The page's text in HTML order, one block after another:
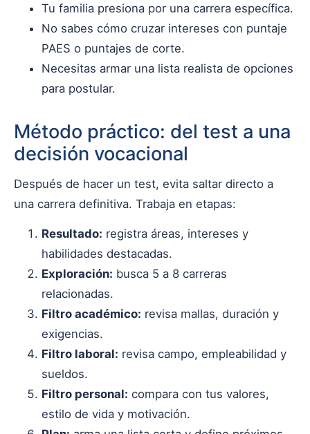
Tu familia presiona por una carrera específica.
No sabes cómo cruzar intereses con puntaje
PAES o puntajes de corte.
Necesitas armar una lista realista de opciones
para postular.
Método práctico: del test a una
decisión vocacional
Después de hacer un test, evita saltar directo a
una carrera definitiva. Trabaja en etapas:
Resultado: registra áreas, intereses y
habilidades destacadas.
Exploración: busca 5 a 8 carreras
relacionadas.
Filtro académico: revisa mallas, duración y
exigencias.
Filtro laboral: revisa campo, empleabilidad y
sueldos.
Filtro personal: compara con tus valores,
estilo de vida y motivación.